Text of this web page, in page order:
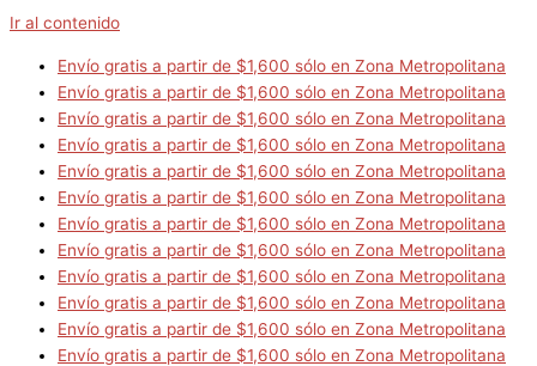
Ir al contenido
Envío gratis a partir de $1,600 sólo en Zona Metropolitana
Envío gratis a partir de $1,600 sólo en Zona Metropolitana
Envío gratis a partir de $1,600 sólo en Zona Metropolitana
Envío gratis a partir de $1,600 sólo en Zona Metropolitana
Envío gratis a partir de $1,600 sólo en Zona Metropolitana
Envío gratis a partir de $1,600 sólo en Zona Metropolitana
Envío gratis a partir de $1,600 sólo en Zona Metropolitana
Envío gratis a partir de $1,600 sólo en Zona Metropolitana
Envío gratis a partir de $1,600 sólo en Zona Metropolitana
Envío gratis a partir de $1,600 sólo en Zona Metropolitana
Envío gratis a partir de $1,600 sólo en Zona Metropolitana
Envío gratis a partir de $1,600 sólo en Zona Metropolitana